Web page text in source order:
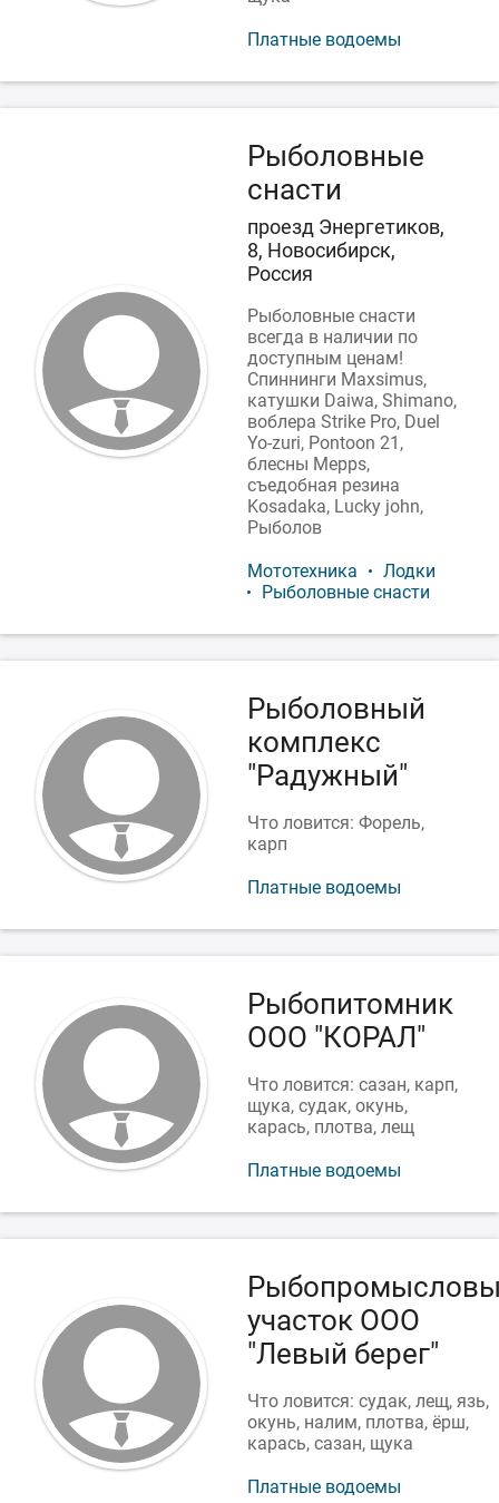
Платные водоемы
Рыболовные
снасти
проезд Энергетиков,
8, Новосибирск,
Россия
Рыболовные снасти
всегда в наличии по
доступным ценам!
Спиннинги Мaxsimus,
катушки Daiwa, Shimano,
воблера Strike Pro, Duel
Yo-zuri, Pontoon 21,
блесны Меррs,
съедобная резина
Kosadaka, Lucky john,
Рыболов
Мототехника
Лодки
Рыболовные снасти
Рыболовный
комплекс
"Радужный"
Что ловится: Форель,
карп
Платные водоемы
Рыбопитомник
ООО "КОРАЛ"
Что ловится: сазан, карп,
щука, судак, окунь,
карась, плотва, лещ
Платные водоемы
участок ООО
"Левый берег"
Что ловится: судак, лещ, язь,
окунь, налим, плотва, ёрш,
карась, сазан, щука
Платные водоемы